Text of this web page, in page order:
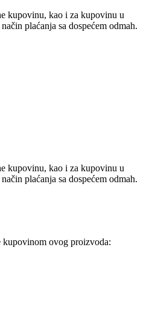
kupovinu, kao i za kupovinu u
plaćanja sa dospećem odmah.
kupovinu, kao i za kupovinu u
plaćanja sa dospećem odmah.
ovog proizvoda: